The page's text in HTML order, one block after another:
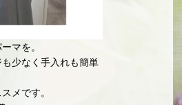
マを。
少なく手入れも簡単
メです。